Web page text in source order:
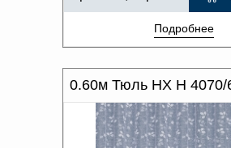
Подробнее
0.60м Тюль HX H 4070/